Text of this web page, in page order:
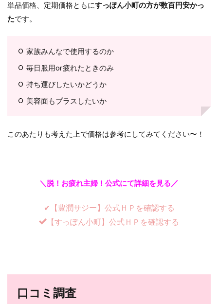
単品価格、定期価格ともにすっぽん小町の方が数百円安かっ
たです。
家族みんなで使用するのか
毎日服用or疲れたときのみ
持ち運びしたいかどうか
美容面もプラスしたいか
このあたりも考えた上で価格は参考にしてみてください〜！
＼脱！お疲れ主婦！公式にて詳細を見る ／
✔︎【豊潤サジー】公式ＨＰを確認する
【すっぽん小町】公式ＨＰを確認する
口コミ調査